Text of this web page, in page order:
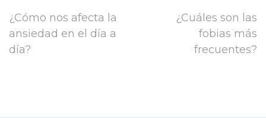
¿Cómo nos afecta la
ansiedad en el día a
día?
¿Cuáles son las
fobias más
frecuentes?